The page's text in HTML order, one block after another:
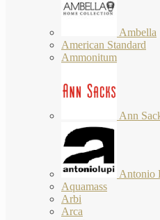
Ambella
American Standard
Ammonitum
Ann
Antonio
Aquamass
Arbi
Arca